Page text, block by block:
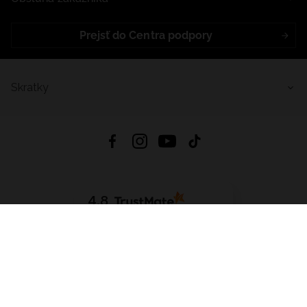
Prejsť do Centra podpory
4.8